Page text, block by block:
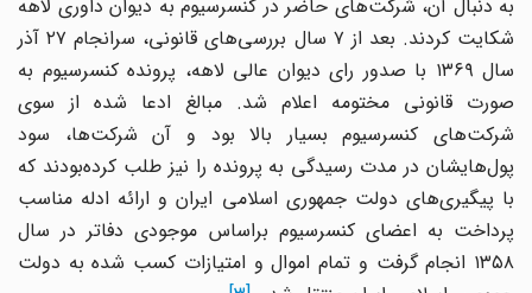
به دنبال آن، شرکت‌های حاضر در کنسرسیوم به دیوان داوری لاهه
شکایت کردند. بعد از ۷ سال بررسی‌های قانونی، سرانجام ۲۷ آذر
سال ۱۳۶۹ با صدور رای دیوان عالی لاهه، پرونده کنسرسیوم به
صورت قانونی مختومه اعلام شد. مبالغ ادعا شده از سوی
شرکت‌های کنسرسیوم بسیار بالا بود و آن شرکت‌ها، سود
پول‌هایشان در مدت رسیدگی به پرونده را نیز طلب کرده‌بودند که
با پیگیری‌های دولت جمهوری اسلامی ایران و ارائه ادله مناسب
پرداخت به اعضای کنسرسیوم براساس موجودی دفاتر در سال
۱۳۵۸ انجام گرفت و تمام اموال و امتیازات کسب شده به دولت